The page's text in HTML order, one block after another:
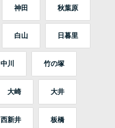
神田 秋葉原
白山 日暮里
中川 竹の塚
大崎 大井
西新井 板橋